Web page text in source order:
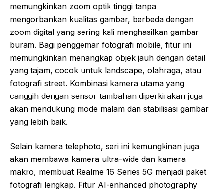
memungkinkan zoom optik tinggi tanpa
mengorbankan kualitas gambar, berbeda dengan
zoom digital yang sering kali menghasilkan gambar
buram. Bagi penggemar fotografi mobile, fitur ini
memungkinkan menangkap objek jauh dengan detail
yang tajam, cocok untuk landscape, olahraga, atau
fotografi street. Kombinasi kamera utama yang
canggih dengan sensor tambahan diperkirakan juga
akan mendukung mode malam dan stabilisasi gambar
yang lebih baik.
Selain kamera telephoto, seri ini kemungkinan juga
akan membawa kamera ultra-wide dan kamera
makro, membuat Realme 16 Series 5G menjadi paket
fotografi lengkap. Fitur AI-enhanced photography